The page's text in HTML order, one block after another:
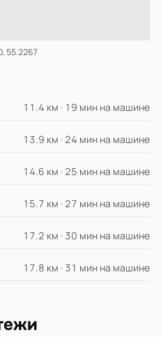
55.2267
11.4 км · 19 мин на машине
13.9 км · 24 мин на машине
14.6 км · 25 мин на машине
15.7 км · 27 мин на машине
17.2 км · 30 мин на машине
17.8 км · 31 мин на машине